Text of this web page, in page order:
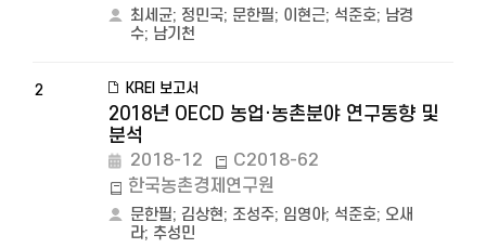
최세균; 정민국; 문한필; 이현근; 석준호; 남경
수; 남기천
2 KREI 보고서
2018년 OECD 농업·농촌분야 연구동향 및
분석
2018-12
C2018-62
한국농촌경제연구원
문한필; 김상현; 조성주; 임영아; 석준호; 오새
라; 추성민